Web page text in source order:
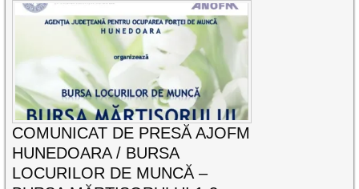
COMUNICAT DE PRESĂ AJOFM
HUNEDOARA / BURSA
LOCURILOR DE MUNCĂ –